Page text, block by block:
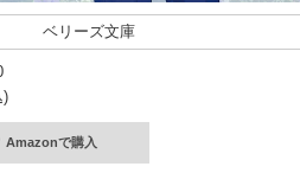
ベリーズ文庫
)
Amazonで購入